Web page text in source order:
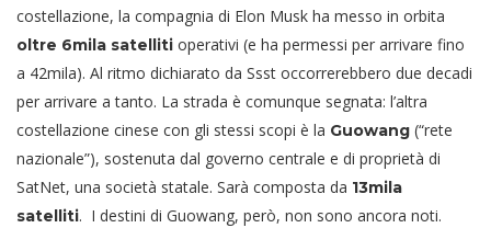
costellazione, la compagnia di Elon Musk ha messo in orbita
oltre 6mila satelliti operativi (e ha permessi per arrivare fino
a 42mila). Al ritmo dichiarato da Ssst occorrerebbero due decadi
per arrivare a tanto. La strada è comunque segnata: l’altra
costellazione cinese con gli stessi scopi è la Guowang (“rete
nazionale”), sostenuta dal governo centrale e di proprietà di
SatNet, una società statale. Sarà composta da 13mila
satelliti. I destini di Guowang, però, non sono ancora noti.